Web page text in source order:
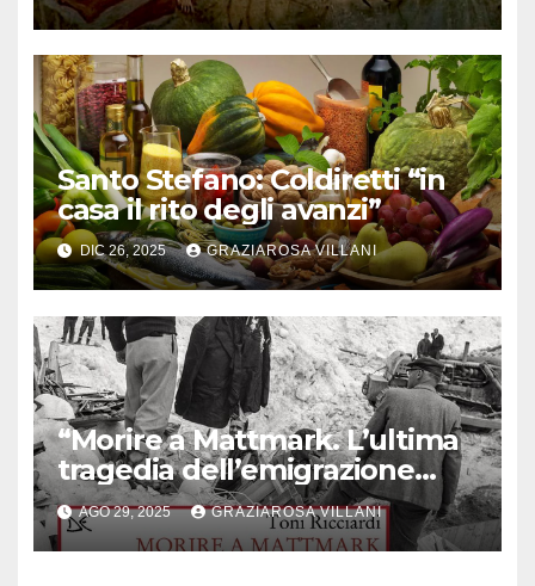
Santo Stefano: Coldiretti “in
casa il rito degli avanzi”
DIC 26, 2025 GRAZIAROSA VILLANI
“Morire a Mattmark. L’ultima
tragedia dell’emigrazione
italiana”: il libro di Ricciardi
AGO 29, 2025 GRAZIAROSA VILLANI